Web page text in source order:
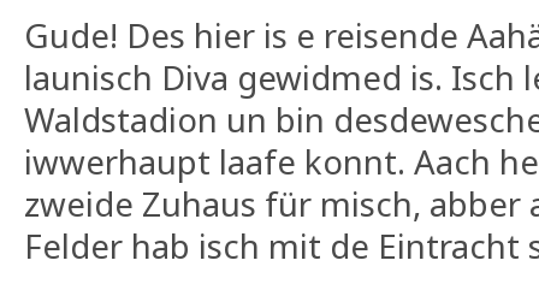
Gude! Des hier is e reisende
launisch Diva gewidmed is. Isch
Waldstadion un bin
iwwerhaupt laafe konnt. Aach
zweide Zuhaus für misch, abber
Felder hab isch mit de Eintracht